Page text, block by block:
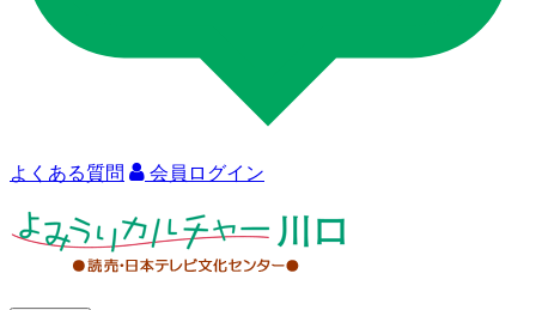
よくある質問 会員ログイン